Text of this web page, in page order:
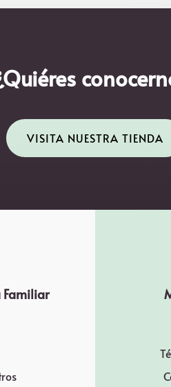
VISITA NUESTRA TIENDA
Familiar